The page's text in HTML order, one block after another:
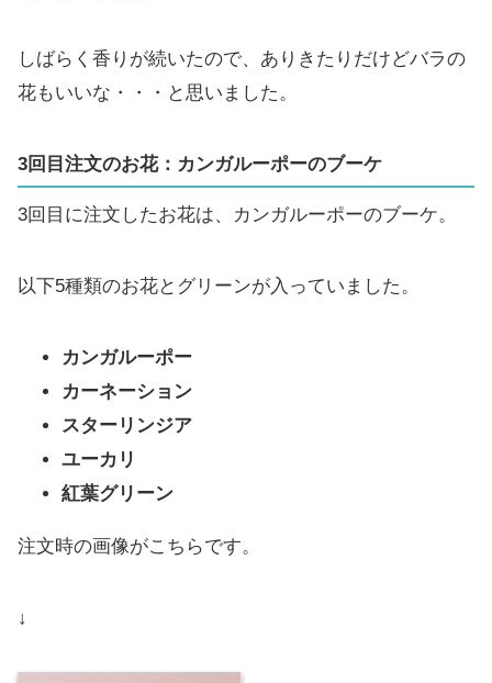
しばらく香りが続いたので、ありきたりだけどバラの
花もいいな・・・と思いました。
3回目注文のお花：カンガルーポーのブーケ
3回目に注文したお花は、カンガルーポーのブーケ。
以下5種類のお花とグリーンが入っていました。
カンガルーポー
カーネーション
スターリンジア
ユーカリ
紅葉グリーン
注文時の画像がこちらです。
↓